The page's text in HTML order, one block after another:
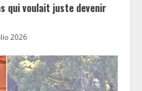
qui voulait juste devenir
2026